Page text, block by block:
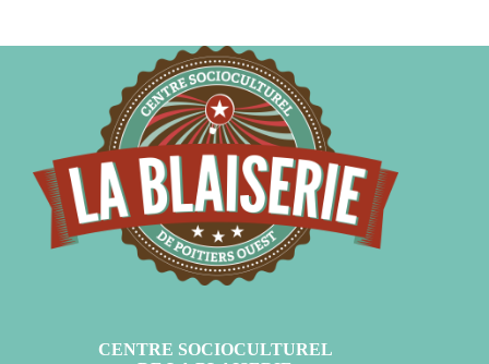
CENTRE SOCIOCULTUREL